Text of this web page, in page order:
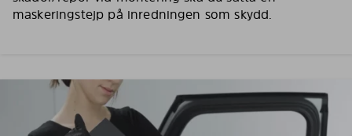
maskeringstejp på inredningen som skydd.